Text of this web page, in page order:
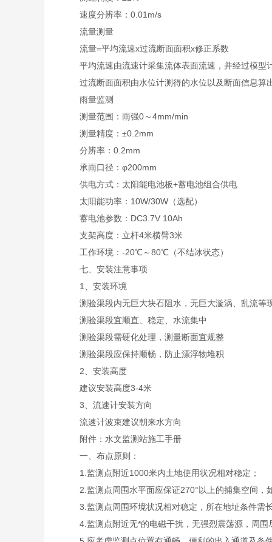
速度分辨率：0.01m/s
流量测量
流量=平均流速x过流断面面积x修正系数
平均流速由流速计采集流体表面流速，并经过模型
过流断面面积由水位计测得的水位以及断面信息算
雨量监测
测量范围：雨强0～4mm/min
测量精度：±0.2mm
分辨率：0.2mm
承雨口径：φ200mm
供电方式：太阳能电池板+蓄电池组合供电
太阳能功率：10W/30W（选配）
蓄电池参数：DC3.7V 10Ah
支架高度：立杆4米横臂3米
工作环境：-20℃～80℃（不结冰状态）
七、安装注意事项
1、安装环境
测验渠段内无巨大块石阻水，无巨大漩涡、乱流等
测验渠段宜顺直、稳定、水流集中
测验渠段需硬化处理，测量断面宜规整
测验渠段应保持顺畅，防止漂浮物堆积
2、安装高度
建议安装高度3-4米
3、流速计安装方向
流速计波束建议朝来水方向
附件：水文监测站施工手册
一、布点原则：
1.监测点附近1000米内土地使用状况相对稳定；
2.监测点周围水平面应保证270°以上的捕集空间，
3.监测点周围环境状况相对稳定，所在地址条件需
4.监测点附近无*的电磁干扰，无强烈震荡源，周围